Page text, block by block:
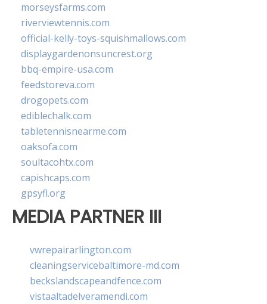
morseysfarms.com
riverviewtennis.com
official-kelly-toys-squishmallows.com
displaygardenonsuncrest.org
bbq-empire-usa.com
feedstoreva.com
drogopets.com
ediblechalk.com
tabletennisnearme.com
oaksofa.com
soultacohtx.com
capishcaps.com
gpsyfl.org
MEDIA PARTNER III
vwrepairarlington.com
cleaningservicebaltimore-md.com
beckslandscapeandfence.com
vistaaltadelveramendi.com